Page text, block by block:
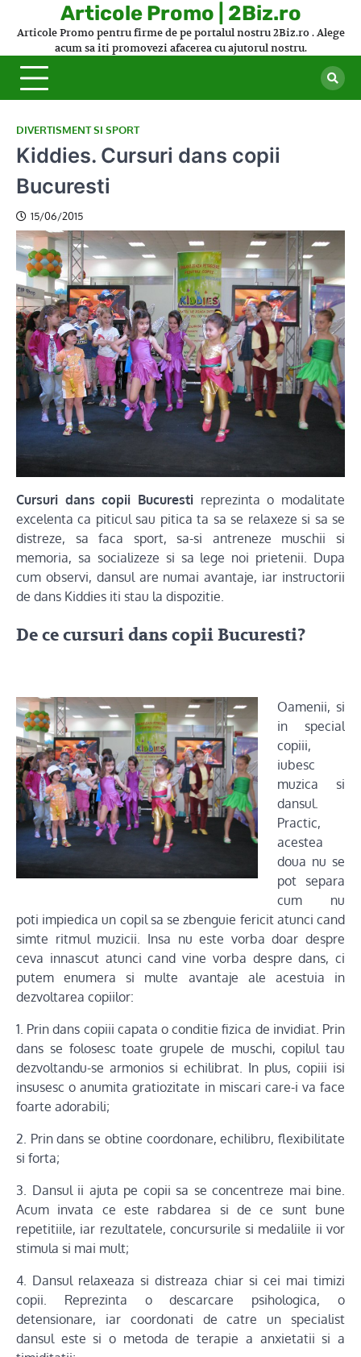
Articole Promo | 2Biz.ro
Articole Promo pentru firme de pe portalul nostru 2Biz.ro . Alege
acum sa iti promovezi afacerea cu ajutorul nostru.
DIVERTISMENT SI SPORT
Kiddies. Cursuri dans copii
Bucuresti
15/06/2015
Cursuri dans copii Bucuresti reprezinta o modalitate
excelenta ca piticul sau pitica ta sa se relaxeze si sa se
distreze, sa faca sport, sa-si antreneze muschii si
memoria, sa socializeze si sa lege noi prietenii. Dupa
cum observi, dansul are numai avantaje, iar instructorii
de dans Kiddies iti stau la dispozitie.
De ce cursuri dans copii Bucuresti?
Oamenii, si
in special
copiii,
iubesc
muzica si
dansul.
Practic,
acestea
doua nu se
pot separa
cum nu
poti impiedica un copil sa se zbenguie fericit atunci cand
simte ritmul muzicii. Insa nu este vorba doar despre
ceva innascut atunci cand vine vorba despre dans, ci
putem enumera si multe avantaje ale acestuia in
dezvoltarea copiilor:
1. Prin dans copiii capata o conditie fizica de invidiat. Prin
dans se folosesc toate grupele de muschi, copilul tau
dezvoltandu-se armonios si echilibrat. In plus, copiii isi
insusesc o anumita gratiozitate in miscari care-i va face
foarte adorabili;
2. Prin dans se obtine coordonare, echilibru, flexibilitate
si forta;
3. Dansul ii ajuta pe copii sa se concentreze mai bine.
Acum invata ce este rabdarea si de ce sunt bune
repetitiile, iar rezultatele, concursurile si medaliile ii vor
stimula si mai mult;
4. Dansul relaxeaza si distreaza chiar si cei mai timizi
copii. Reprezinta o descarcare psihologica, o
detensionare, iar coordonati de catre un specialist
dansul este si o metoda de terapie a anxietatii si a